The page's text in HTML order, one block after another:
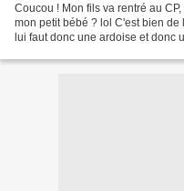
Coucou ! Mon fils va rentré au
mon petit bébé ? lol C'est bien de
lui faut donc une ardoise et donc